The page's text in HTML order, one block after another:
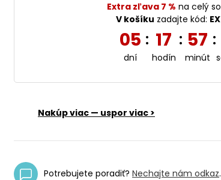
Extra zľava 7 % na celý
V košíku zadajte kód:
05
dní
: 17
hodín
: 57
minút
:
Nakúp viac — uspor viac >
Potrebujete poradiť? Nechajte nám odkaz.